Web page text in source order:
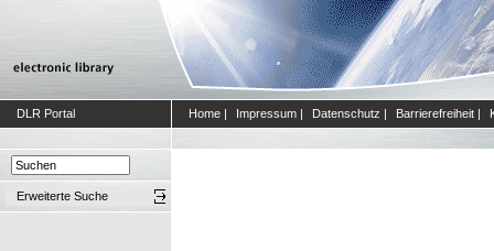
DLR Portal Home | Impressum | Datenschutz | Barrierefreiheit |
Erweiterte Suche